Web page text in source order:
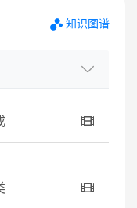
知识图谱